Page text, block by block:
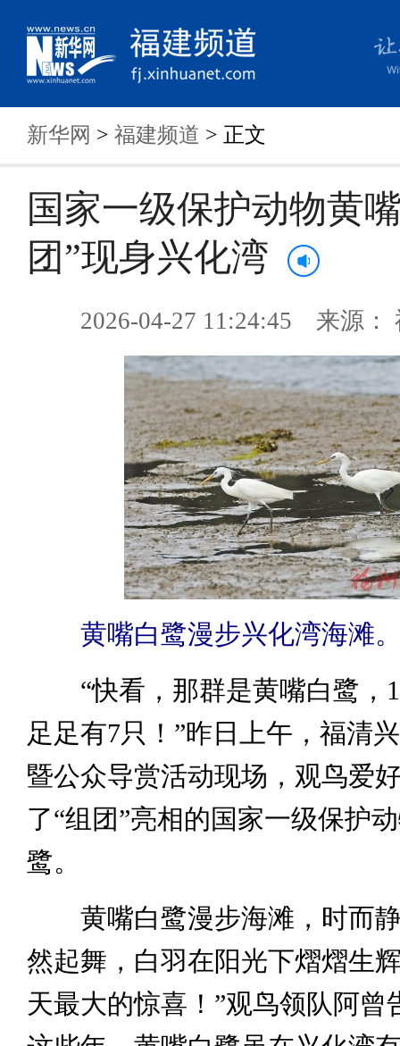
新华网 > 福建频道 > 正文
国家一级保护动物黄
团”现身兴化湾
2026-04-27 11:24:45 来源：
黄嘴白鹭漫步兴化湾海滩。
“快看，那群是黄嘴白鹭，
足足有7只！”昨日上午，福清
暨公众导赏活动现场，观鸟爱
了“组团”亮相的国家一级保护
鹭。
黄嘴白鹭漫步海滩，时而静
然起舞，白羽在阳光下熠熠生
天最大的惊喜！”观鸟领队阿曾